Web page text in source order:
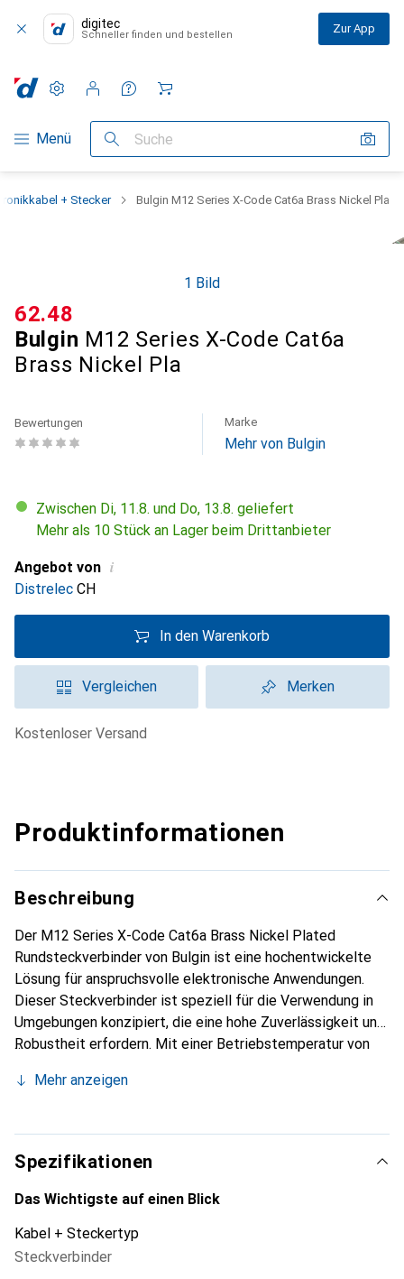
digitec
Schneller finden und bestellen Zur App
Navigation nach Kategorien
Menü Suche
Einstellungen
Kundenkonto
Vergleichslisten
Merklisten
Warenkorb
+ Stecker Bulgin M12 Series X-Code Cat6a Brass Nickel Pla
1 Bild
Bulgin M12 Series X-Code Cat6a
Brass Nickel Pla
CHF
62.48
Bewertungen Marke
Mehr von Bulgin
Zwischen Di, 11.8. und Do, 13.8. geliefert
Mehr als 10 Stück an Lager beim Drittanbieter
Angebot von i
Distrelec CH
In den Warenkorb
Vergleichen Merken
kostenloser Versand
Produktinformationen
Beschreibung
Der M12 Series X-Code Cat6a Brass Nickel Plated
Rundsteckverbinder von Bulgin ist eine hochentwickelte
Lösung für anspruchsvolle elektronische Anwendungen.
Dieser Steckverbinder ist speziell für die Verwendung in
Umgebungen konzipiert, die eine hohe Zuverlässigkeit und
Robustheit erfordern. Mit einer Betriebstemperatur von
geeignet, von industriellen bis hin zu kommerziellen
IP67-Schutzart, die ihn vor Staub und Wasser schützt, was
ihn ideal für den Einsatz in rauen Umgebungen macht. Die
X-Kodierung sorgt für eine sichere und fehlerfreie
Verbindung, während die gelöteten Kontakte aus
hervorragende elektrische Leitfähigkeit sorgen. Die
flexible Inline-Installation ermöglicht eine einfache
Mehr anzeigen
Spezifikationen
Das Wichtigste auf einen Blick
Kabel + Steckertyp
Steckverbinder